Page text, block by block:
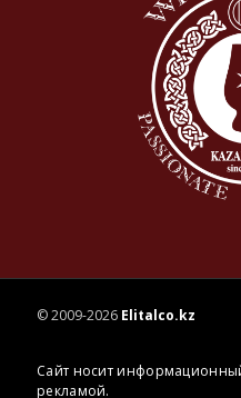
© 2009-2026